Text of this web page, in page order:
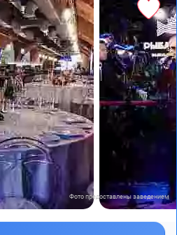
Фото предоставлены заведением